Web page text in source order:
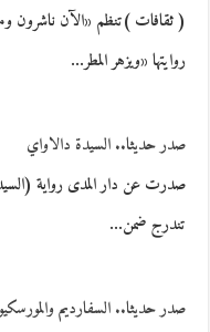
( ثقافات )تنظم «الآن ناشرون
روايتها «ويزهر المطر…
صدر حديثا.. السيدة دالاواي
صدرت عن دار المدى رواية
تندرج ضمن…
صدر حديثا.. السفارديم